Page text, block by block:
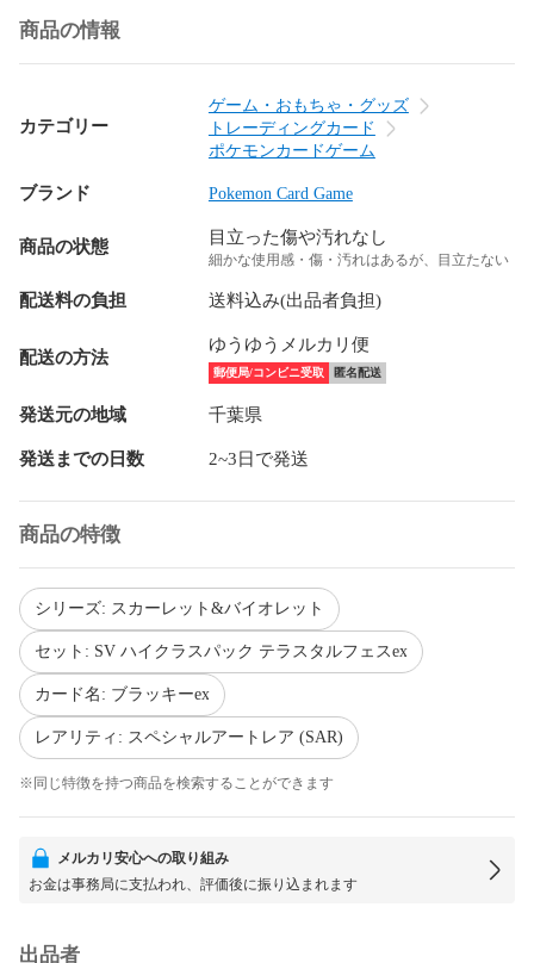
商品の情報
カテゴリー
ゲーム・おもちゃ・グッズ
トレーディングカード
ポケモンカードゲーム
ブランド Pokemon Card Game
商品の状態 目立った傷や汚れなし
細かな使用感・傷・汚れはあるが、目立たない
配送料の負担 送料込み(出品者負担)
配送の方法
ゆうゆうメルカリ便
郵便局/コンビニ受取 匿名配送
発送元の地域 千葉県
発送までの日数 2~3日で発送
商品の特徴
シリーズ: スカーレット&バイオレット
セット: SV ハイクラスパック テラスタルフェスex
カード名: ブラッキーex
レアリティ: スペシャルアートレア (SAR)
※同じ特徴を持つ商品を検索することができます
メルカリ安心への取り組み
お金は事務局に支払われ、評価後に振り込まれます
出品者